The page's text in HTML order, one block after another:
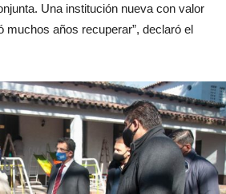
Una institución nueva con valor
muchos años recuperar”, declaró el